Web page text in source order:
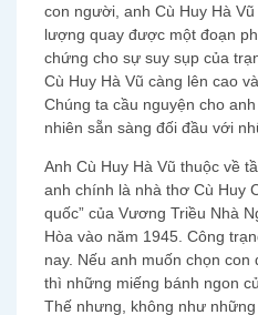
con người, anh Cù Huy Hà
lượng quay được một đoạn
chứng cho sự suy sụp của
Cù Huy Hà Vũ càng lên cao
Chúng ta cầu nguyện cho
nhiên sẵn sàng đối đầu với
Anh Cù Huy Hà Vũ thuộc về
anh chính là nhà thơ Cù Huy
quốc” của Vương Triều Nhà
Hòa vào năm 1945. Công
nay. Nếu anh muốn chọn
thì những miếng bánh ngon
Thế nhưng, không như